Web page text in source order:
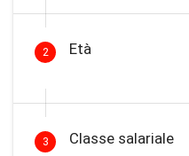
2 Età
3 Classe salariale